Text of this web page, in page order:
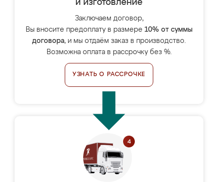
и изготовление
Заключаем договор,
Вы вносите предоплату в размере 10% от суммы
договора, и мы отдаём заказ в производство.
Возможна оплата в рассрочку без %.
УЗНАТЬ О РАССРОЧКЕ